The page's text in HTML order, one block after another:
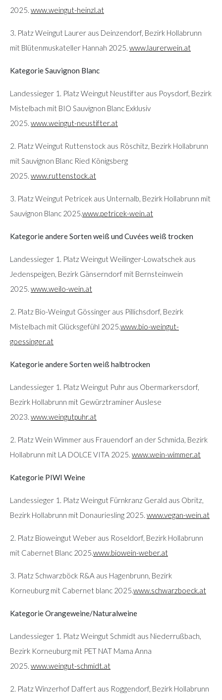
2025. www.weingut-heinzl.at
3. Platz Weingut Laurer aus Deinzendorf, Bezirk Hollabrunn
mit Blütenmuskateller Hannah 2025. www.laurerwein.at
Kategorie Sauvignon Blanc
Landessieger 1. Platz Weingut Neustifter aus Poysdorf, Bezirk
Mistelbach mit BIO Sauvignon Blanc Exklusiv
2025. www.weingut-neustifter.at
2. Platz Weingut Ruttenstock aus Röschitz, Bezirk Hollabrunn
mit Sauvignon Blanc Ried Königsberg
2025. www.ruttenstock.at
3. Platz Weingut Petricek aus Unternalb, Bezirk Hollabrunn mit
Sauvignon Blanc 2025.www.petricek-wein.at
Kategorie andere Sorten weiß und Cuvées weiß trocken
Landessieger 1. Platz Weingut Weilinger-Lowatschek aus
Jedenspeigen, Bezirk Gänserndorf mit Bernsteinwein
2025. www.weilo-wein.at
2. Platz Bio-Weingut Gössinger aus Pillichsdorf, Bezirk
Mistelbach mit Glücksgefühl 2025.www.bio-weingut-
goessinger.at
Kategorie andere Sorten weiß halbtrocken
Landessieger 1. Platz Weingut Puhr aus Obermarkersdorf,
Bezirk Hollabrunn mit Gewürztraminer Auslese
2023. www.weingutpuhr.at
2. Platz Wein Wimmer aus Frauendorf an der Schmida, Bezirk
Hollabrunn mit LA DOLCE VITA 2025. www.wein-wimmer.at
Kategorie PIWI Weine
Landessieger 1. Platz Weingut Fürnkranz Gerald aus Obritz,
Bezirk Hollabrunn mit Donauriesling 2025. www.vegan-wein.at
2. Platz Bioweingut Weber aus Roseldorf, Bezirk Hollabrunn
mit Cabernet Blanc 2025.www.biowein-weber.at
3. Platz Schwarzböck R&A aus Hagenbrunn, Bezirk
Korneuburg mit Cabernet blanc 2025.www.schwarzboeck.at
Kategorie Orangeweine/Naturalweine
Landessieger 1. Platz Weingut Schmidt aus Niederrußbach,
Bezirk Korneuburg mit PET NAT Mama Anna
2025. www.weingut-schmidt.at
2. Platz Winzerhof Daffert aus Roggendorf, Bezirk Hollabrunn